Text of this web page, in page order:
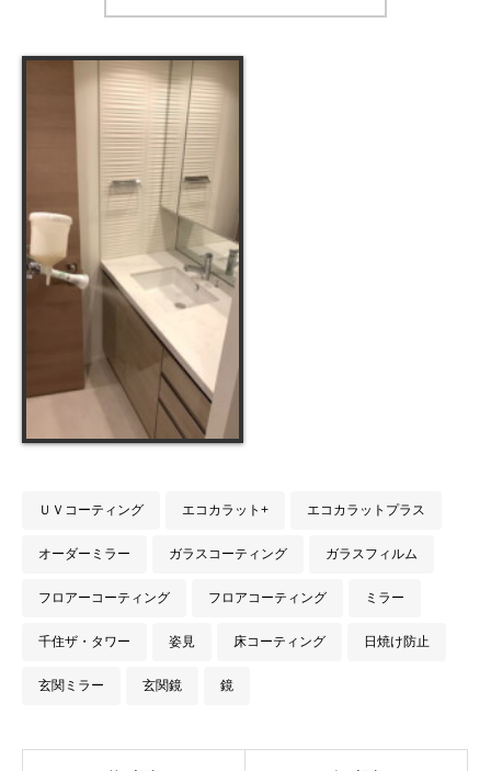
ＵＶコーティング エコカラット+ エコカラットプラス
オーダーミラー ガラスコーティング ガラスフィルム
フロアーコーティング フロアコーティング ミラー
千住ザ・タワー 姿見 床コーティング 日焼け防止
玄関ミラー 玄関鏡 鏡